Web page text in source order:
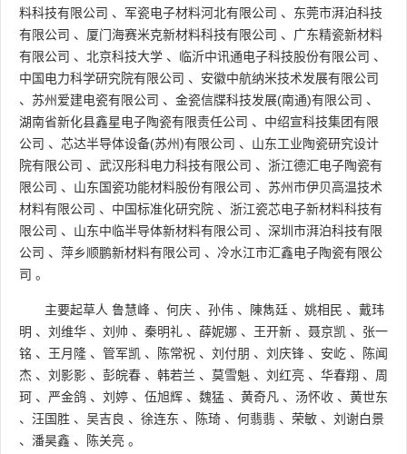
料科技有限公司 、 军瓷电子材料河北有限公司 、 东莞市湃泊科技
有限公司 、 厦门海赛米克新材料科技有限公司 、 广东精瓷新材料
有限公司 、 北京科技大学 、 临沂中讯通电子科技股份有限公司 、
中国电力科学研究院有限公司 、 安徽中航纳米技术发展有限公司
、 苏州爱建电瓷有限公司 、 金瓷信牒科技发展(南通)有限公司 、
湖南省新化县鑫星电子陶瓷有限责任公司 、 中绍宣科技集团有限
公司 、 芯达半导体设备(苏州)有限公司 、 山东工业陶瓷研究设计
院有限公司 、 武汉彤科电力科技有限公司 、 浙江德汇电子陶瓷有
限公司 、 山东国瓷功能材料股份有限公司 、 苏州市伊贝高温技术
材料有限公司 、 中国标准化研究院 、 浙江瓷芯电子新材料科技有
限公司 、 山东中临半导体新材料有限公司 、 深圳市湃泊科技有限
公司 、 萍乡顺鹏新材料有限公司 、 冷水江市汇鑫电子陶瓷有限公
司 。
主要起草人 鲁慧峰 、 何庆 、 孙伟 、 陳雋廷 、 姚相民 、 戴玮
明 、 刘维华 、 刘帅 、 秦明礼 、 薛妮娜 、 王开新 、 聂京凯 、 张一
铭 、 王月隆 、 管军凯 、 陈常祝 、 刘付朋 、 刘庆锋 、 安屹 、
陈闻
杰 、 刘影影 、 彭皖春 、 韩若兰 、 莫雪魁 、 刘红亮 、 华春翔 、 周
珂 、 严金鸽 、 刘婷 、 伍旭辉 、 魏猛 、 黄奇凡 、 汤怀收 、 黄世东
、 汪国胜 、 吴吉良 、 徐连东 、 陈琦 、 何翡翡 、 荣敏 、 刘谢白景
、 潘昊鑫 、 陈关亮 。